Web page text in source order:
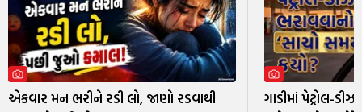
એકવાર મન ભરીને રડી લો, જાણો રડવાથી
ગાડીમાં પેટ્રોલ-